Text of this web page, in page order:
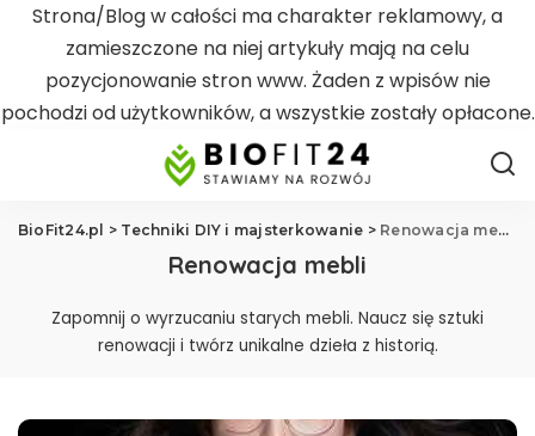
Strona/Blog w całości ma charakter reklamowy, a
zamieszczone na niej artykuły mają na celu
pozycjonowanie stron www. Żaden z wpisów nie
pochodzi od użytkowników, a wszystkie zostały opłacone.
BioFit24.pl > Techniki DIY i majsterkowanie > Renowacja mebli
Renowacja mebli
Zapomnij o wyrzucaniu starych mebli. Naucz się sztuki
renowacji i twórz unikalne dzieła z historią.